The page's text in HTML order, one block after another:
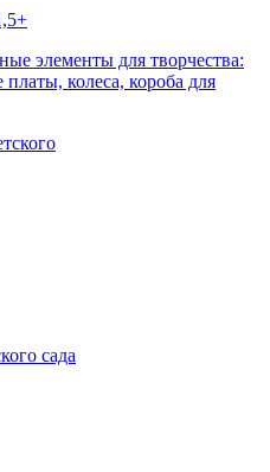
элементы для творчества:
платы, колеса, короба для
сада